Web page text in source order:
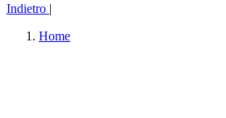
Indietro |
Home